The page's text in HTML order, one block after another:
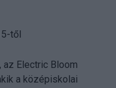
től
Electric Bloom
a középiskolai